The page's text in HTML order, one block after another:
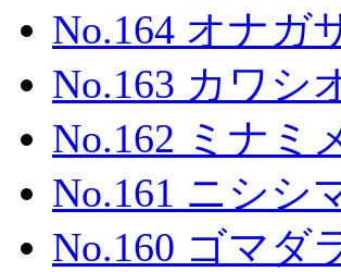
No.164 オナガ
No.163 カワ
No.162 ミナミ
No.161 ニシシ
No.160 ゴマダ